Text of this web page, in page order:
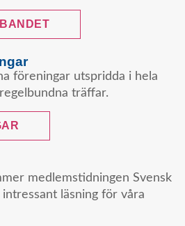
föreningar utspridda i hela
träffar.
medlemstidningen Svensk
läsning för våra